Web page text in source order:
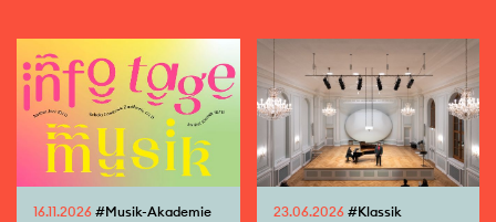
16.11.2026 #Musik-Akademie 23.06.2026#Klassik